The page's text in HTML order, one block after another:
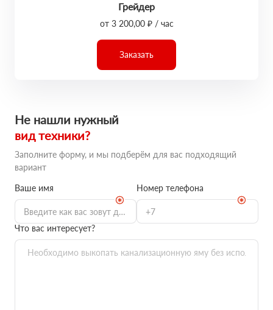
Грейдер
от 3 200,00 ₽ / час
Заказать
Не нашли нужный
вид техники?
Заполните форму, и мы подберём для вас подходящий
вариант
Ваше имя
Номер телефона
Что вас интересует?